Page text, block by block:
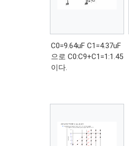
C0=9.64uF C1=4.37uF
으로 C0:C9+C1=1:1.45
이다.